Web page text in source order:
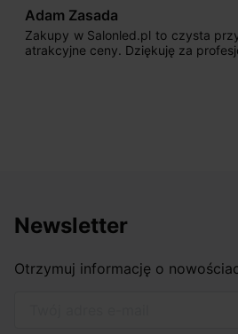
Adam Zasada
Zakupy w Salonled.pl to czysta
atrakcyjne ceny. Dziękuję za
Newsletter
Otrzymuj informację o